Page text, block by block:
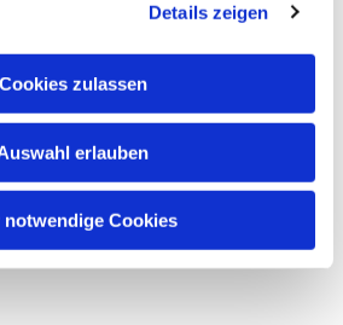
Details zeigen
Cookies zulassen
erlauben
notwendige Cookies